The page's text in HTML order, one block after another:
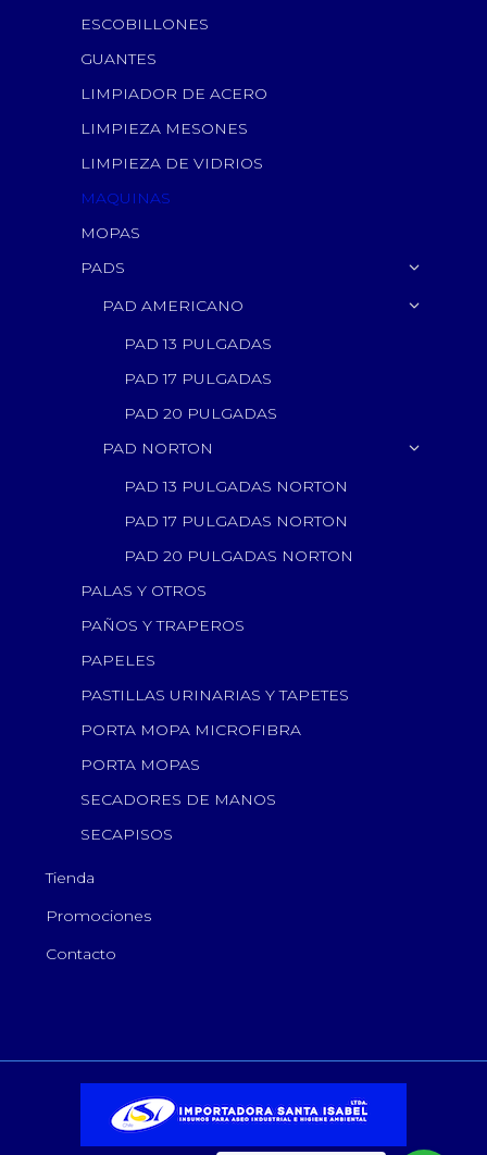
ESCOBILLONES
GUANTES
LIMPIADOR DE ACERO
LIMPIEZA MESONES
LIMPIEZA DE VIDRIOS
MAQUINAS
MOPAS
PADS
PAD AMERICANO
PAD 13 PULGADAS
PAD 17 PULGADAS
PAD 20 PULGADAS
PAD NORTON
PAD 13 PULGADAS NORTON
PAD 17 PULGADAS NORTON
PAD 20 PULGADAS NORTON
PALAS Y OTROS
PAÑOS Y TRAPEROS
PAPELES
PASTILLAS URINARIAS Y TAPETES
PORTA MOPA MICROFIBRA
PORTA MOPAS
SECADORES DE MANOS
SECAPISOS
Tienda
Promociones
Contacto